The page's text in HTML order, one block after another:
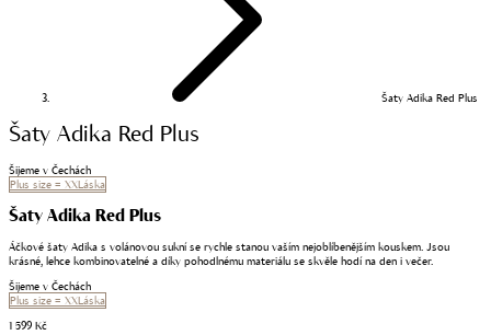
Šaty Adika Red Plus
Šaty Adika Red Plus
Šijeme v Čechách
Plus size = XXLáska
Šaty Adika Red Plus
Áčkové šaty Adika s volánovou sukní se rychle stanou vaším nejoblíbenějším kouskem. Jsou
krásné, lehce kombinovatelné a díky pohodlnému materiálu se skvěle hodí na den i večer.
Šijeme v Čechách
Plus size = XXLáska
1 599 Kč